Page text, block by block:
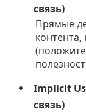
связь)
Прямые
Implicit
связь)